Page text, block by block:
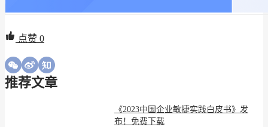
点赞 0
推荐文章
《2023中国企业敏捷实践白皮书》发
布！免费下载